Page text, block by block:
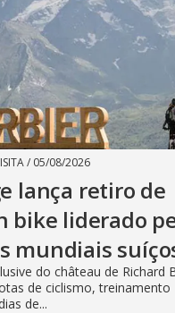
/ 05/08/2026
lança retiro de
bike liderado
mundiais
do château de Richard
de ciclismo, treinamento
de...